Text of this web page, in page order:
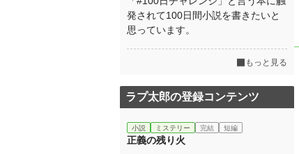
発されて100日間小説を書きたいと
思っています。
もっと見る
ラプ太郎の登録コンテンツ
小説 ミステリー 完結 短編
正義の残り火